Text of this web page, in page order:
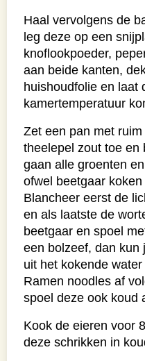
Haal vervolgens de
leg deze op een
knoflookpoeder,
aan beide kanten,
huishoudfolie en laat
kamertemperatuur
Zet een pan met
theelepel zout toe en
gaan alle groenten
ofwel beetgaar
Blancheer eerst de
en als laatste de
beetgaar en spoel
een bolzeef, dan kun
uit het kokende
Ramen noodles af
spoel deze ook koud
Kook de eieren voor
deze schrikken in